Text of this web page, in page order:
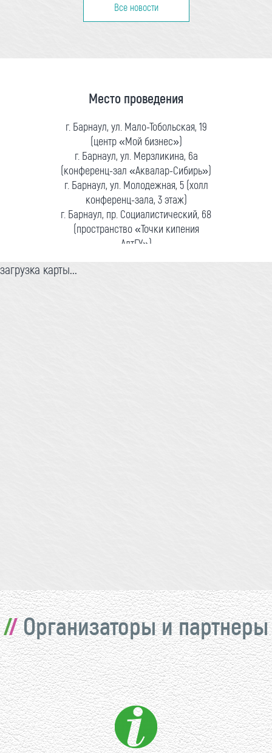
Все новости
Место проведения
г. Барнаул, ул. Мало-Тобольская, 19
(центр «Мой бизнес»)
г. Барнаул, ул. Мерзликина, 6а
(конференц-зал «Аквалар-Сибирь»)
г. Барнаул, ул. Молодежная, 5 (холл
конференц-зала, 3 этаж)
г. Барнаул, пр. Социалистический, 68
(пространство «Точки кипения
АлтГУ»)
загрузка карты...
Организаторы и партнеры